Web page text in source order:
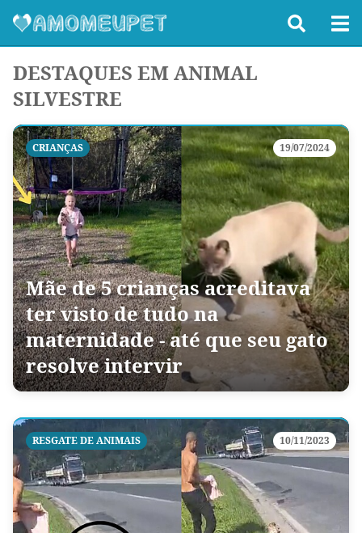
DESTAQUES EM ANIMAL
SILVESTRE
CRIANÇAS 19/07/2024
Mãe de 5 crianças acreditava
ter visto de tudo na
maternidade - até que seu gato
resolve intervir
RESGATE DE ANIMAIS 10/11/2023